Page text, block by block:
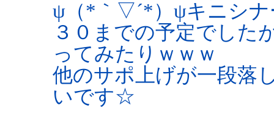
ψ（*｀▽´*）ψキニシナ
３０までの予定でした
ってみたりｗｗｗ
他のサポ上げが一段落
いです☆